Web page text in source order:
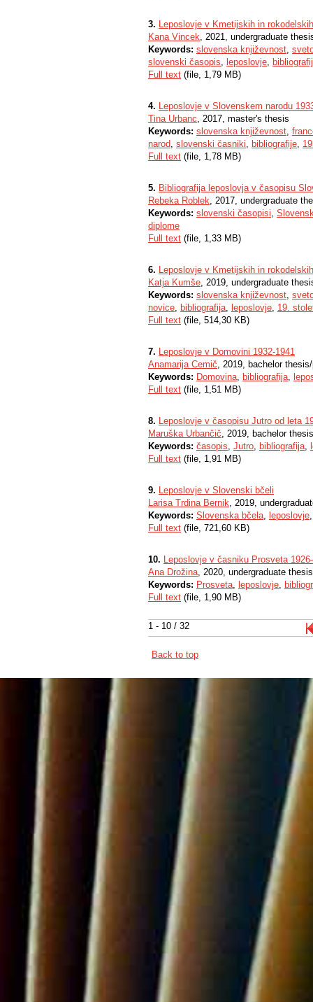
1 - 10 / 32
3. Leposlovje v Kmetijskih in
Kana Vincek, 2021, undergraduate
Keywords: slovenska književnost,
slovenski časopis, leposlovje,
Full text (file, 1,79 MB)
4. Leposlovje v Slovenskem narodu
Tina Urbanc, 2017, master's thesis
Keywords: slovenska književnost,
narod, slovenski časniki, bibliografije,
Full text (file, 1,78 MB)
5. Bibliografija leposlovja v časopisu
Rebeka Roblek, 2017, undergraduate
Keywords: slovenski časopisi,
diplome
Full text (file, 1,33 MB)
6. Leposlovje v Kmetijskih in
Katja Kumše, 2019, undergraduate
Keywords: slovenska književnost,
novice, bibliografija, leposlovje, 19.
Full text (file, 514,30 KB)
7. Leposlovje v Domovini 1932-1941
Anamarija Cemič, 2019, bachelor
Keywords: Domovina, bibliografija,
Full text (file, 1,51 MB)
8. Leposlovje v časopisu Jutro od leta
Maruška Urbančič, 2019, bachelor
Keywords: časopis, Jutro, bibliografija,
Full text (file, 1,91 MB)
9. Leposlovje v Slovenski bčeli
Larisa Trdina Bernik, 2019,
Keywords: Slovenska bčela, leposlovje
Full text (file, 721,60 KB)
10. Leposlovje v časniku Prosveta
Ana Drožina, 2020, undergraduate thesis
Keywords: Prosveta, leposlovje,
Full text (file, 1,90 MB)
Back to top